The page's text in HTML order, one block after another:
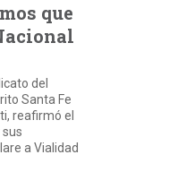
que
del
Santa Fe
reafirmó el
a Vialidad